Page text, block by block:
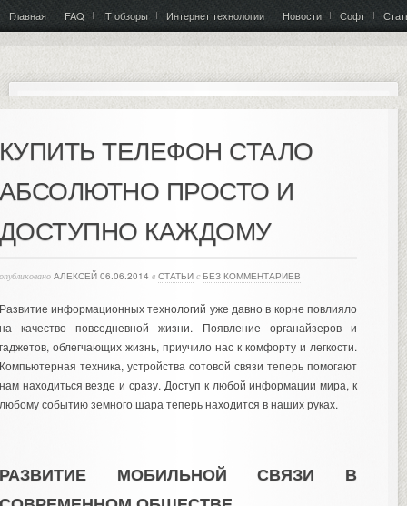
Главная FAQ IT обзоры Интернет технологии Новости Софт
ТЕЛЕФОН СТАЛО
ПРОСТО И
КАЖДОМУ
АЛЕКСЕЙ 06.06.2014 в СТАТЬИ с БЕЗ КОММЕНТАРИЕВ
информационных технологий уже давно в корне повлияло
качество повседневной жизни. Появление органайзеров и
облегчающих жизнь, приучило нас к комфорту и легкости.
техника, устройства сотовой связи теперь помогают
находиться везде и сразу. Доступ к любой информации мира, к
событию земного шара теперь находится в наших руках.
МОБИЛЬНОЙ СВЯЗИ В